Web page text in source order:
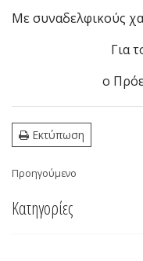
Με συναδελφικούς
Για
ο Πρόεδρος
Εκτύπωση
Προηγούμενο
Κατηγορίες